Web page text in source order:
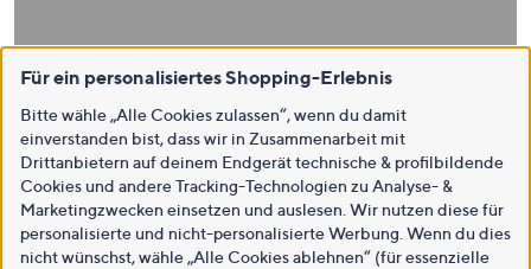
Für ein personalisiertes Shopping-Erlebnis
Bitte wähle „Alle Cookies zulassen“, wenn du damit
einverstanden bist, dass wir in Zusammenarbeit mit
Drittanbietern auf deinem Endgerät technische & profilbildende
Cookies und andere Tracking-Technologien zu Analyse- &
Marketingzwecken einsetzen und auslesen. Wir nutzen diese für
personalisierte und nicht-personalisierte Werbung. Wenn du dies
nicht wünschst, wähle „Alle Cookies ablehnen“ (für essenzielle